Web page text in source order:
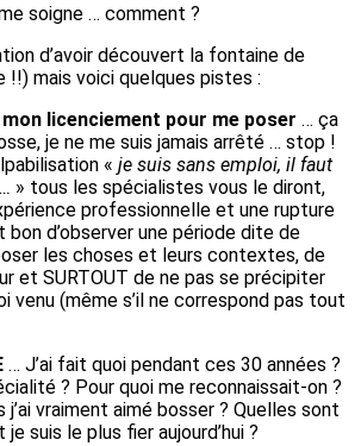
soigne … comment ?
d’avoir découvert la fontaine de
!!) mais voici quelques pistes :
licenciement pour me poser … ça
je ne me suis jamais arrêté … stop !
« je suis sans emploi, il faut
» tous les spécialistes vous le diront,
professionnelle et une rupture
bon d’observer une période dite de
les choses et leurs contextes, de
et SURTOUT de ne pas se précipiter
venu (même s’il ne correspond pas tout
… J’ai fait quoi pendant ces 30 années ?
? Pour quoi me reconnaissait-on ?
j’ai vraiment aimé bosser ? Quelles sont
suis le plus fier aujourd’hui ?